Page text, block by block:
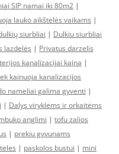
SIP namai iki 80m2 |
lauko aikštelės vaikams |
siurbliai | Dulkiu siurbliai
lazdelės | Privatus darzelis
kanalizacijai kaina |
kainuoja kanalizacijos
nameliai galima gyventi |
| Dalys viryklėms ir orkaitėms
anglimi | tofu zalios
| prekiu gyvunams
| paskolos bustui | mini